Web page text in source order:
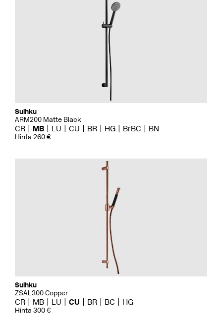
Suihku
ARM200 Matte Black
CR MB LU CU BR HG BrBC BN
Hinta 260 €
Suihku
ZSAL300 Copper
CR MB LU CU BR BC HG
Hinta 300 €